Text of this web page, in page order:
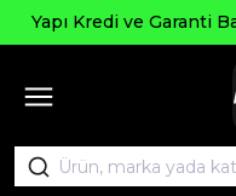
Yapı Kredi ve Garanti